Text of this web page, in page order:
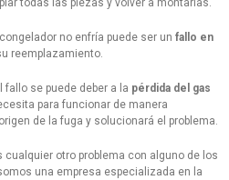
no enfría puede ser un fallo en
reemplazamiento.
fallo se puede deber a la pérdida del gas
para funcionar de manera
de la fuga y solucionará el problema.
otro problema con alguno de los
una empresa especializada en la